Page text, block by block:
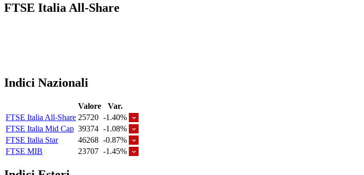
FTSE Italia All-Share
Indici Nazionali
Valore
Var.
FTSE Italia All-Share 25720 -1.40%
FTSE Italia Mid Cap 39374 -1.08%
FTSE Italia Star
46268 -0.87%
FTSE MIB
23707 -1.45%